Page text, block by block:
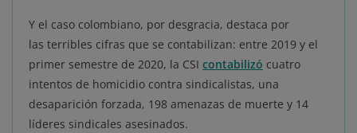
Y el caso colombiano, por desgracia, destaca por
las terribles cifras que se contabilizan: entre 2019 y el
primer semestre de 2020, la CSI contabilizó cuatro
intentos de homicidio contra sindicalistas, una
desaparición forzada, 198 amenazas de muerte y 14
líderes sindicales asesinados.